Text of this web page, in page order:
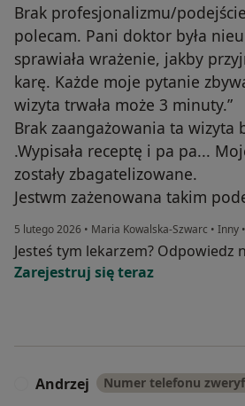
Brak profesjonalizmu/
polecam. Pani doktor była
sprawiała wrażenie, jakby
karę. Każde moje pytanie
wizyta trwała może 3 minuty.”
Brak zaangażowania ta wizyta
.Wypisała receptę i pa pa...
zostały zbagatelizowane.
Jestwm zażenowana takim
5 lutego 2026 • Maria Kowalska-Szwarc • Inny •
Jesteś tym lekarzem? Odpowiedz
Zarejestruj się teraz
Andrzej Numer telefonu